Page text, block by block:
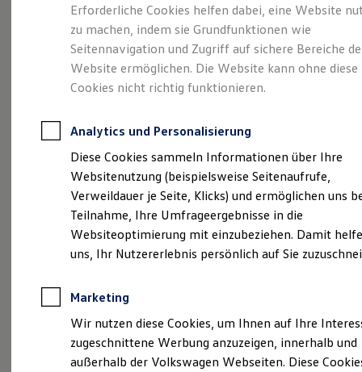
Leasing
Leasing-Angebote
Gebrauchtwagen Leasing
Junge Gebrauchtwagen-Leasing
Elektroauto Leasing
Kleinwagen-Leasing
Leasing ohne Anzahlung
Autokredit mit Schlussrate
Versicherungen und Garantien
Kfz-Versicherung
Restschuldversicherungen
Garantien
Wartungsverträge
Geschäftskunden
Professional Class bei Volkswagen
Großkunden
Behörden
Anpfiff zum Gewinn
Elektroautos
ID. Tutorials
Der neue ID. Polo
Eine Spur Extra. Der
neue vollelektrische
ID. Polo
Erforderliche Cookies helfen dabei, eine Website
zu machen, indem sie Grundfunktionen wie
Seitennavigation und Zugriff auf sichere Bereiche
Website ermöglichen. Die Website kann ohne diese
Cookies nicht richtig funktionieren.
Analytics und Personalisierung
Diese Cookies sammeln Informationen über Ihre
Websitenutzung (beispielsweise Seitenaufrufe,
Verweildauer je Seite, Klicks) und ermöglichen uns
Teilnahme, Ihre Umfrageergebnisse in die
Websiteoptimierung mit einzubeziehen. Damit
uns, Ihr Nutzererlebnis persönlich auf Sie
Marketing
Wir nutzen diese Cookies, um Ihnen auf Ihre
zugeschnittene Werbung anzuzeigen, innerhalb und
außerhalb der Volkswagen Webseiten. Diese